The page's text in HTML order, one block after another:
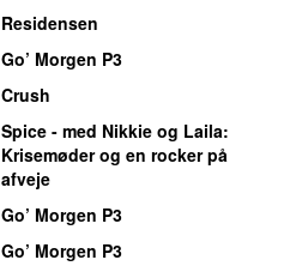
Residensen
Go’ Morgen P3
Crush
Spice - med Nikkie og Laila:
Krisemøder og en rocker på
afveje
Go’ Morgen P3
Go’ Morgen P3